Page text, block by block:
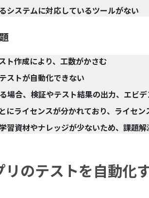
システムに対応しているツールがない
ト作成により、工数がかさむ
ストが自動化できない
場合、検証やテスト結果の出力、エビ
にライセンスが分かれており、ライセン
習資材やナレッジが少ないため、課題
のテストを自動化